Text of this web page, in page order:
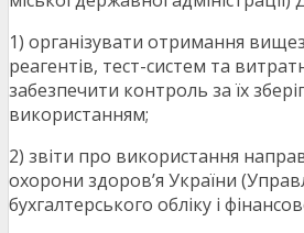
1) організувати отримання
реагентів, тест-систем та
забезпечити контроль за їх
використанням;
2) звіти про використання
охорони здоров’я України
бухгалтерського обліку і